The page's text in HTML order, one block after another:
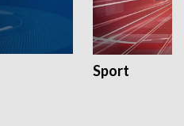
Sport